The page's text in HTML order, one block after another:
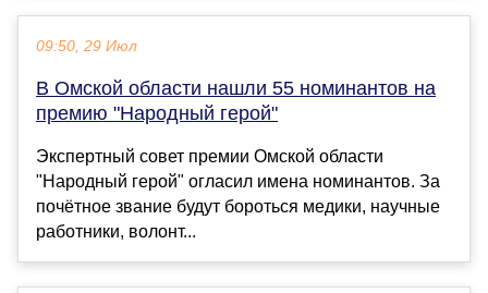
09:50, 29 Июл
В Омской области нашли 55 номинантов на
премию "Народный герой"
Экспертный совет премии Омской области
"Народный герой" огласил имена номинантов. За
почётное звание будут бороться медики, научные
работники, волонт...